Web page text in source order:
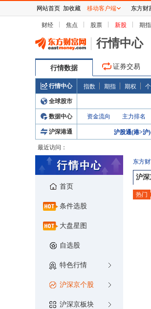
财经 焦点 股票 新股 期指
行情中心
行情数据 证券交易
行情中心 指数 期指 期权
全球股市
数据中心 资金流向 主力排名
沪深港通 沪股通(港>沪)
最近访问：
首页
条件选股
大盘星图
自选股
特色行情
沪深京个股
沪深京板块
东方
沪深
热门
网站首页 加收藏 移动客户端 东方财